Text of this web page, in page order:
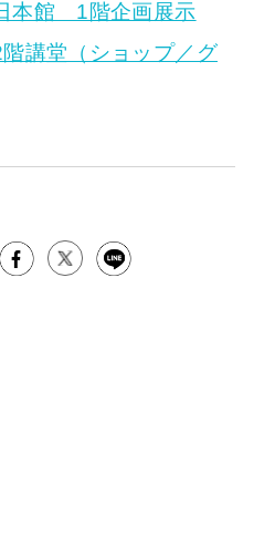
本館 1階企画展示
講堂（ショップ／グ